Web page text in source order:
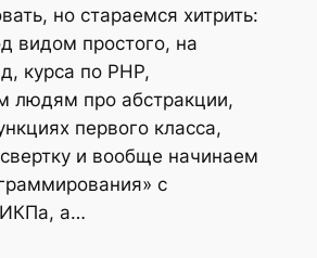
но стараемся хитрить:
видом простого, на
курса по PHP,
людям про абстракции,
первого класса,
и вообще начинаем
с
а…